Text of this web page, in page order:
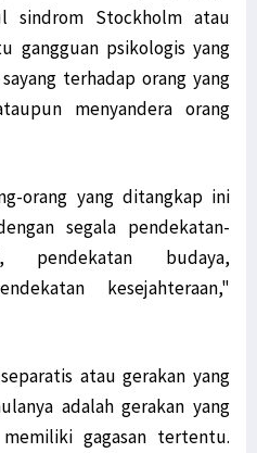
sindrom Stockholm atau
gangguan psikologis yang
terhadap orang yang
menyandera orang
orang yang ditangkap ini
segala pendekatan-
pendekatan budaya,
kesejahteraan,"
atau gerakan yang
adalah gerakan yang
gagasan tertentu.